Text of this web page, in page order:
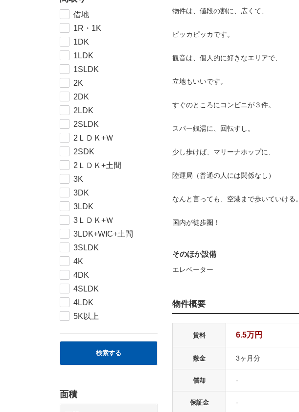
物件は、値段の割に、広くて、
ピッカピッカです。
観音は、個人的に好きなエリアで、
立地もいいです。
すぐのところにコンビニが３件。
スパー銭湯に、回転すし。
少し歩けば、マリーナホップに、
陸運局（普通の人には関係なし）
なんと言っても、空港まで歩いていける。
国内が徒歩圏！
そのほか設備
エレベーター
物件概要
賃料 6.5万円
敷金 3ヶ月分
償却 -
保証金 -
借地
1R・1K
1DK
1LDK
1SLDK
2K
2DK
2LDK
2SLDK
2ＬＤＫ+Ｗ
2SDK
2ＬＤＫ+土間
3K
3DK
3LDK
3ＬＤＫ+Ｗ
3LDK+WIC+土間
3SLDK
4K
4DK
4SLDK
4LDK
5K以上
検索する
面積